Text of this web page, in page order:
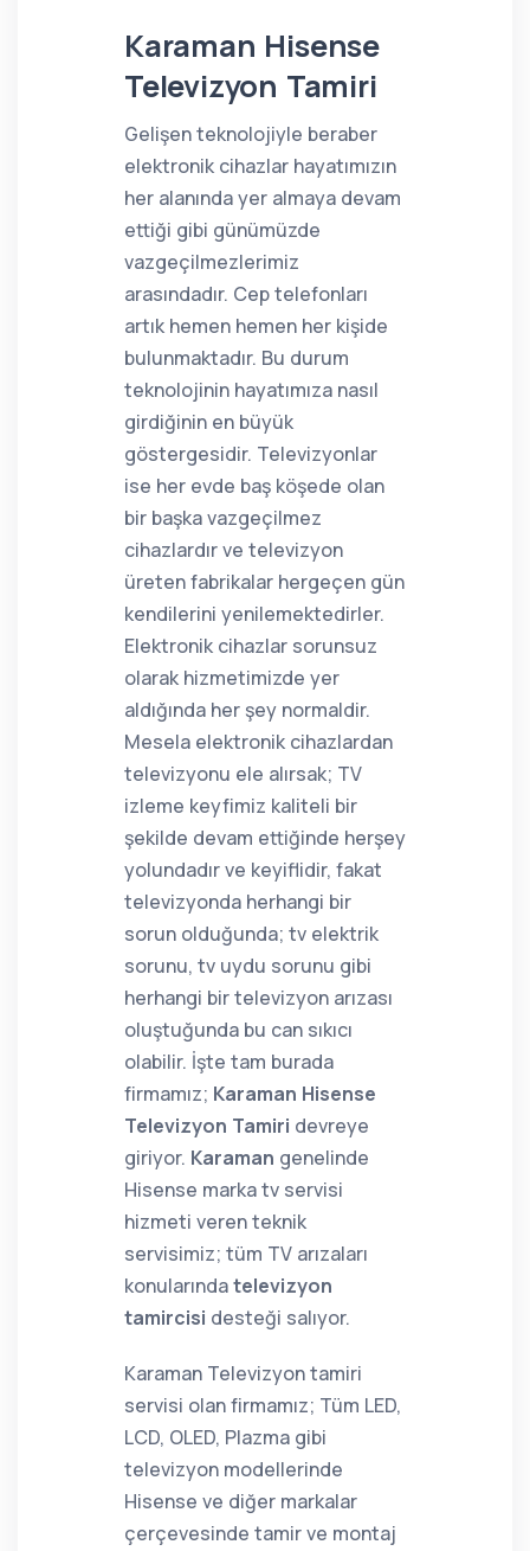
Karaman Hisense
Televizyon Tamiri
Gelişen teknolojiyle beraber
elektronik cihazlar hayatımızın
her alanında yer almaya devam
ettiği gibi günümüzde
vazgeçilmezlerimiz
arasındadır. Cep telefonları
artık hemen hemen her kişide
bulunmaktadır. Bu durum
teknolojinin hayatımıza nasıl
girdiğinin en büyük
göstergesidir. Televizyonlar
ise her evde baş köşede olan
bir başka vazgeçilmez
cihazlardır ve televizyon
üreten fabrikalar hergeçen gün
kendilerini yenilemektedirler.
Elektronik cihazlar sorunsuz
olarak hizmetimizde yer
aldığında her şey normaldir.
Mesela elektronik cihazlardan
televizyonu ele alırsak; TV
izleme keyfimiz kaliteli bir
şekilde devam ettiğinde herşey
yolundadır ve keyiflidir, fakat
televizyonda herhangi bir
sorun olduğunda; tv elektrik
sorunu, tv uydu sorunu gibi
herhangi bir televizyon arızası
oluştuğunda bu can sıkıcı
olabilir. İşte tam burada
firmamız; Karaman Hisense
Televizyon Tamiri devreye
giriyor. Karaman genelinde
Hisense marka tv servisi
hizmeti veren teknik
servisimiz; tüm TV arızaları
konularındatelevizyon
tamircisi desteği salıyor.
Karaman Televizyon tamiri
servisi olan firmamız; Tüm LED,
LCD, OLED, Plazma gibi
televizyon modellerinde
Hisense ve diğer markalar
çerçevesinde tamir ve montaj